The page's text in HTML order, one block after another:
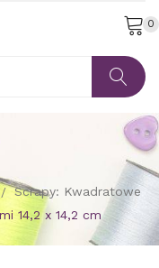
0
Scrapy: Kwadratowe
14,2 x 14,2 cm